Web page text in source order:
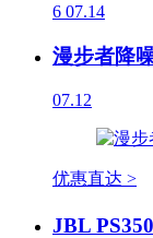
6 07.14
漫步者降
07.12
优惠直达 >
JBL